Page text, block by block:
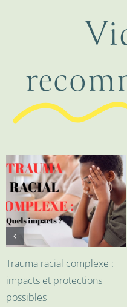
Trauma racial complexe :
impacts et protections
possibles